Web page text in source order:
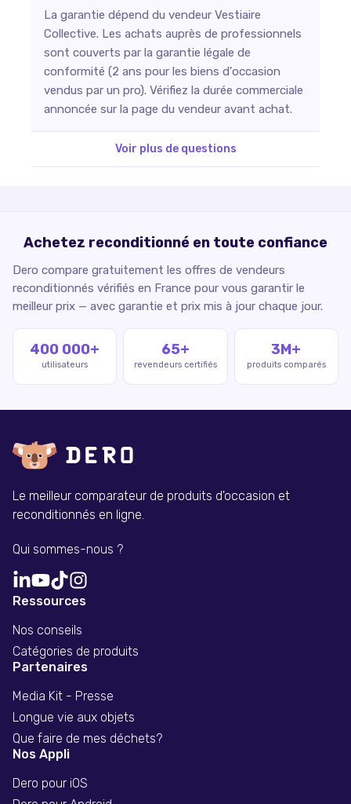
La garantie dépend du vendeur Vestiaire
Collective. Les achats auprès de professionnels
sont couverts par la garantie légale de
conformité (2 ans pour les biens d'occasion
vendus par un pro). Vérifiez la durée commerciale
annoncée sur la page du vendeur avant achat.
Voir plus de questions
Achetez reconditionné en toute confiance
Dero compare gratuitement les offres de vendeurs
reconditionnés vérifiés en France pour vous garantir le
meilleur prix — avec garantie et prix mis à jour chaque jour.
400 000+
utilisateurs
65+
revendeurs certifiés
3M+
produits comparés
Le meilleur comparateur de produits d'occasion et
reconditionnés en ligne.
Qui sommes-nous ?
Ressources
Nos conseils
Catégories de produits
Partenaires
Media Kit - Presse
Longue vie aux objets
Que faire de mes déchets?
Nos Appli
Dero pour iOS